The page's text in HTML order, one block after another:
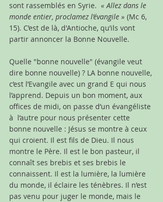
sont rassemblés en Syrie. « Allez dans le
monde entier, proclamez l’évangile » (Mc 6,
15). C’est de là, d'Antioche, qu’ils vont
partir annoncer la Bonne Nouvelle.
Quelle "bonne nouvelle" (évangile veut
dire bonne nouvelle) ? LA bonne nouvelle,
c’est l’Evangile avec un grand E qui nous
l’apprend. Depuis un bon moment, aux
offices de midi, on passe d’un évangéliste
à  l’autre pour nous présenter cette
bonne nouvelle : Jésus se montre à ceux
qui croient. Il est fils de Dieu. Il nous
montre le Père. Il est le bon pasteur, il
connaît ses brebis et ses brebis le
connaissent. Il est la lumière, la lumière
du monde, il éclaire les ténèbres. Il n’est
pas venu pour juger le monde, mais le